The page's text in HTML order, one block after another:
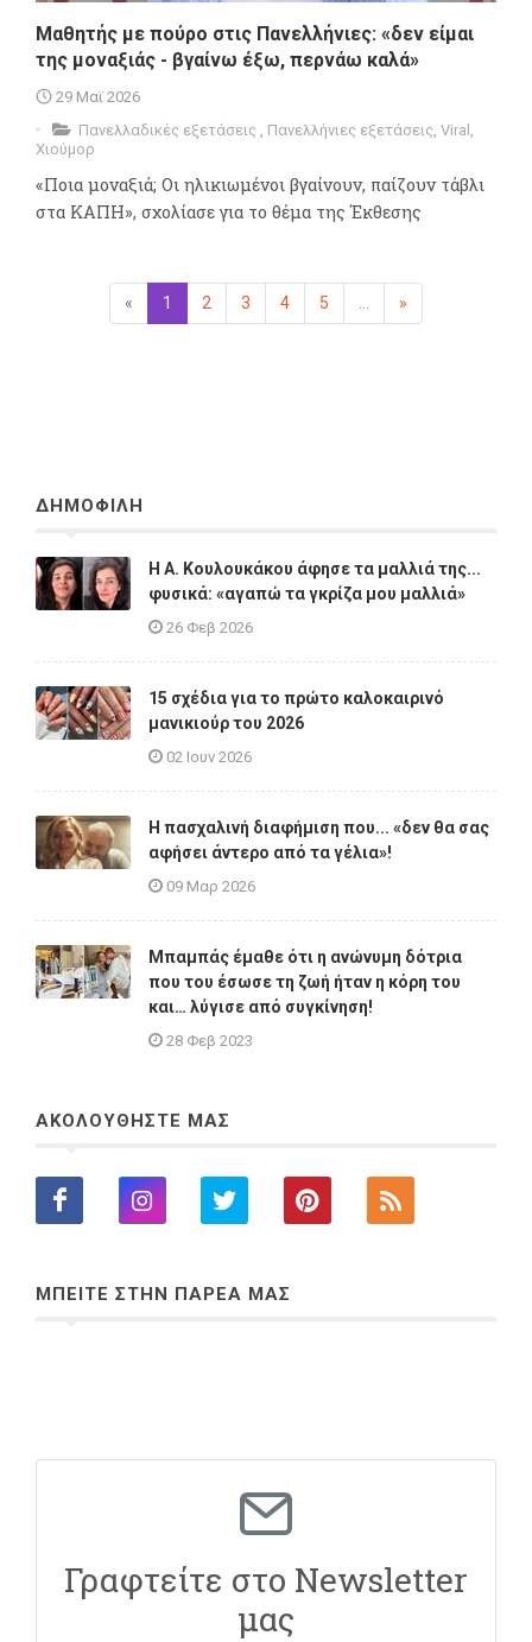
Μαθητής με πούρο στις Πανελλήνιες: «δεν είμαι
της μοναξιάς - βγαίνω έξω, περνάω καλά»
29 Μαϊ 2026
Πανελλαδικές εξετάσεις
Πανελλήνιες εξετάσεις Viral
Χιούμορ
«Ποια μοναξιά; Οι ηλικιωμένοι βγαίνουν, παίζουν τάβλι
στα ΚΑΠΗ», σχολίασε για το θέμα της Έκθεσης
« Προηγούμενη
1 (επιλεγμένη)
2 3 4 5 »
ΔΗΜΟΦΙΛΗ
Η A. Κουλουκάκου άφησε τα μαλλιά της...
φυσικά: «αγαπώ τα γκρίζα μου μαλλιά»
26 Φεβ 2026
15 σχέδια για το πρώτο καλοκαιρινό
μανικιούρ του 2026
02 Ιουν 2026
Η πασχαλινή διαφήμιση που... «δεν θα σας
αφήσει άντερο από τα γέλια»!
09 Μαρ 2026
Μπαμπάς έμαθε ότι η ανώνυμη δότρια
που του έσωσε τη ζωή ήταν η κόρη του
και… λύγισε από συγκίνηση!
28 Φεβ 2023
ΑΚΟΛΟΥΘΗΣΤΕ ΜΑΣ
ΜΠΕΙΤΕ ΣΤΗΝ ΠΑΡΕΑ ΜΑΣ
Γραφτείτε στο Newsletter
μας